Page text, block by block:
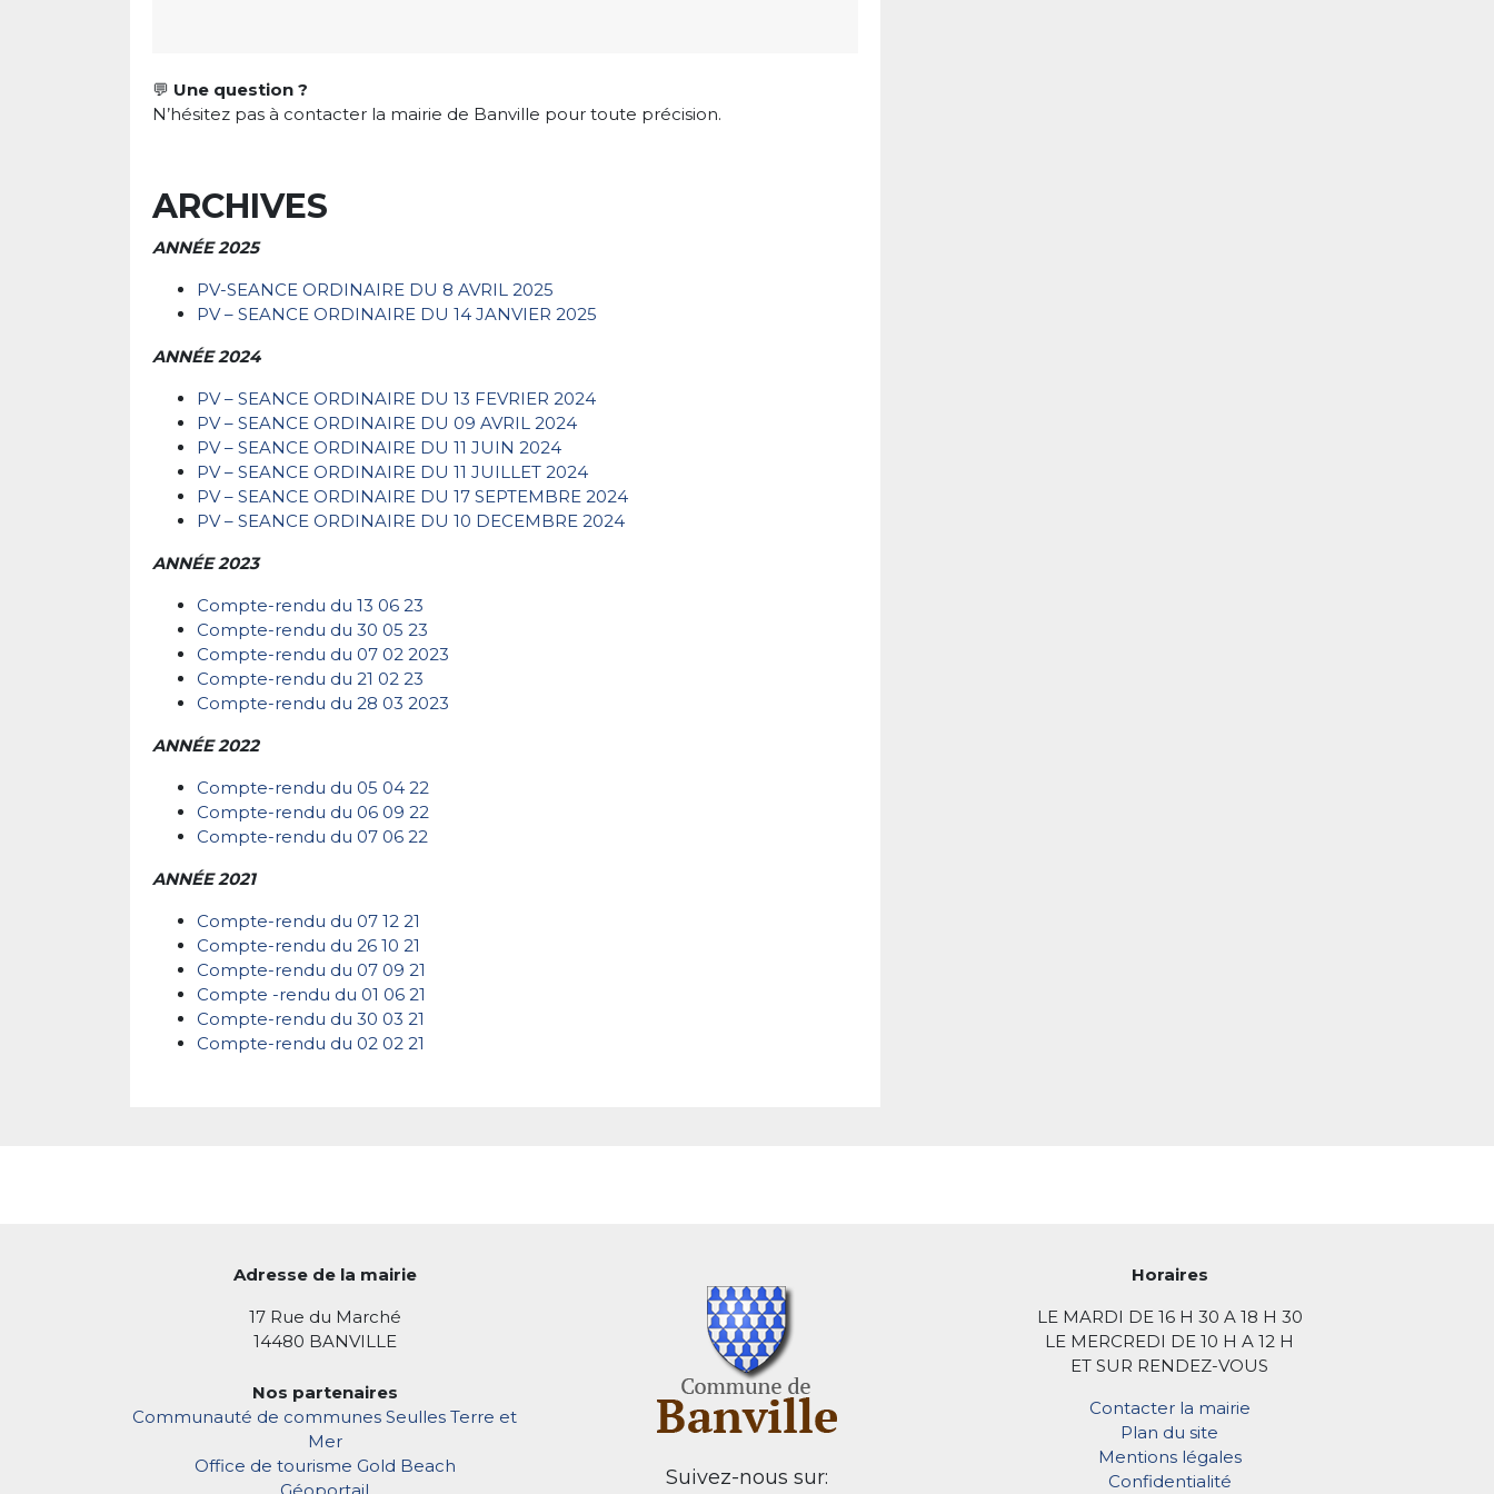
💬 Une question ?
N’hésitez pas à contacter la mairie de Banville pour toute précision.
ARCHIVES
ANNÉE 2025
PV-SEANCE ORDINAIRE DU 8 AVRIL 2025
PV – SEANCE ORDINAIRE DU 14 JANVIER 2025
ANNÉE 2024
PV – SEANCE ORDINAIRE DU 13 FEVRIER 2024
PV – SEANCE ORDINAIRE DU 09 AVRIL 2024
PV – SEANCE ORDINAIRE DU 11 JUIN 2024
PV – SEANCE ORDINAIRE DU 11 JUILLET 2024
PV – SEANCE ORDINAIRE DU 17 SEPTEMBRE 2024
PV – SEANCE ORDINAIRE DU 10 DECEMBRE 2024
ANNÉE 2023
Compte-rendu du 13 06 23
Compte-rendu du 30 05 23
Compte-rendu du 07 02 2023
Compte-rendu du 21 02 23
Compte-rendu du 28 03 2023
ANNÉE 2022
Compte-rendu du 05 04 22
Compte-rendu du 06 09 22
Compte-rendu du 07 06 22
ANNÉE 2021
Compte-rendu du 07 12 21
Compte-rendu du 26 10 21
Compte-rendu du 07 09 21
Compte -rendu du 01 06 21
Compte-rendu du 30 03 21
Compte-rendu du 02 02 21
Adresse de la mairie
17 Rue du Marché
14480 BANVILLE
Nos partenaires
Communauté de communes Seulles Terre et
Mer
Office de tourisme Gold Beach
Suivez-nous sur:
Horaires
LE MARDI DE 16 H 30 A 18 H 30
LE MERCREDI DE 10 H A 12 H
ET SUR RENDEZ-VOUS
Contacter la mairie
Plan du site
Mentions légales
Confidentialité